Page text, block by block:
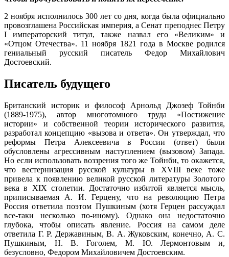
2 ноября исполнилось 300 лет со дня, когда была официально
провозглашена Российская империя, а Сенат преподнес Петру
I императорский титул, также назвал его «Великим» и
«Отцом Отечества». 11 ноября 1821 года в Москве родился
гениальный русский писатель Федор Михайлович
Достоевский.
Писатель будущего
Британский историк и философ Арнольд Джозеф Тойнби
(1889-1975), автор многотомного труда «Постижение
истории» и собственной теории исторического развития,
разработал концепцию «вызова и ответа». Он утверждал, что
реформы Петра Алексеевича в России (ответ) были
обусловлены агрессивным наступлением (вызовом) Запада.
Но если использовать воззрения того же Тойнби, то окажется,
что вестернизация русской культуры в XVIII веке тоже
привела к появлению великой русской литературы Золотого
века в XIX столетии. Достаточно избитой является мысль,
приписываемая А. И. Герцену, что на революцию Петра
Россия ответила поэтом Пушкиным (хотя Герцен рассуждал
все-таки несколько по-иному). Однако она недостаточно
глубока, чтобы описать явление. Россия на самом деле
ответила Г. Р. Державиным, В. А. Жуковским, конечно, А. С.
Пушкиным, Н. В. Гоголем, М. Ю. Лермонтовым и,
безусловно, Федором Михайловичем Достоевским.